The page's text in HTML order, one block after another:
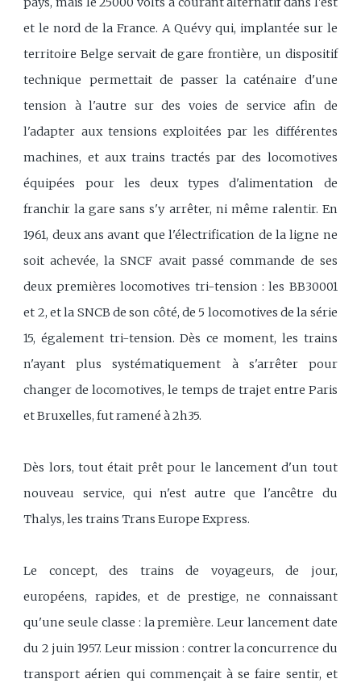
et le nord de la France. A Quévy qui, implantée sur le
territoire Belge servait de gare frontière, un dispositif
technique permettait de passer la caténaire d'une
tension à l'autre sur des voies de service afin de
l'adapter aux tensions exploitées par les différentes
machines, et aux trains tractés par des locomotives
équipées pour les deux types d'alimentation de
franchir la gare sans s'y arrêter, ni même ralentir. En
1961, deux ans avant que l'électrification de la ligne ne
soit achevée, la SNCF avait passé commande de ses
deux premières locomotives tri-tension : les BB30001
et 2, et la SNCB de son côté, de 5 locomotives de la série
15, également tri-tension. Dès ce moment, les trains
n'ayant plus systématiquement à s'arrêter pour
changer de locomotives, le temps de trajet entre Paris
et Bruxelles, fut ramené à 2h35.
Dès lors, tout était prêt pour le lancement d'un tout
nouveau service, qui n'est autre que l'ancêtre du
Thalys, les trains Trans Europe Express.
Le concept, des trains de voyageurs, de jour,
européens, rapides, et de prestige, ne connaissant
qu'une seule classe : la première. Leur lancement date
du 2 juin 1957. Leur mission : contrer la concurrence du
transport aérien qui commençait à se faire sentir, et